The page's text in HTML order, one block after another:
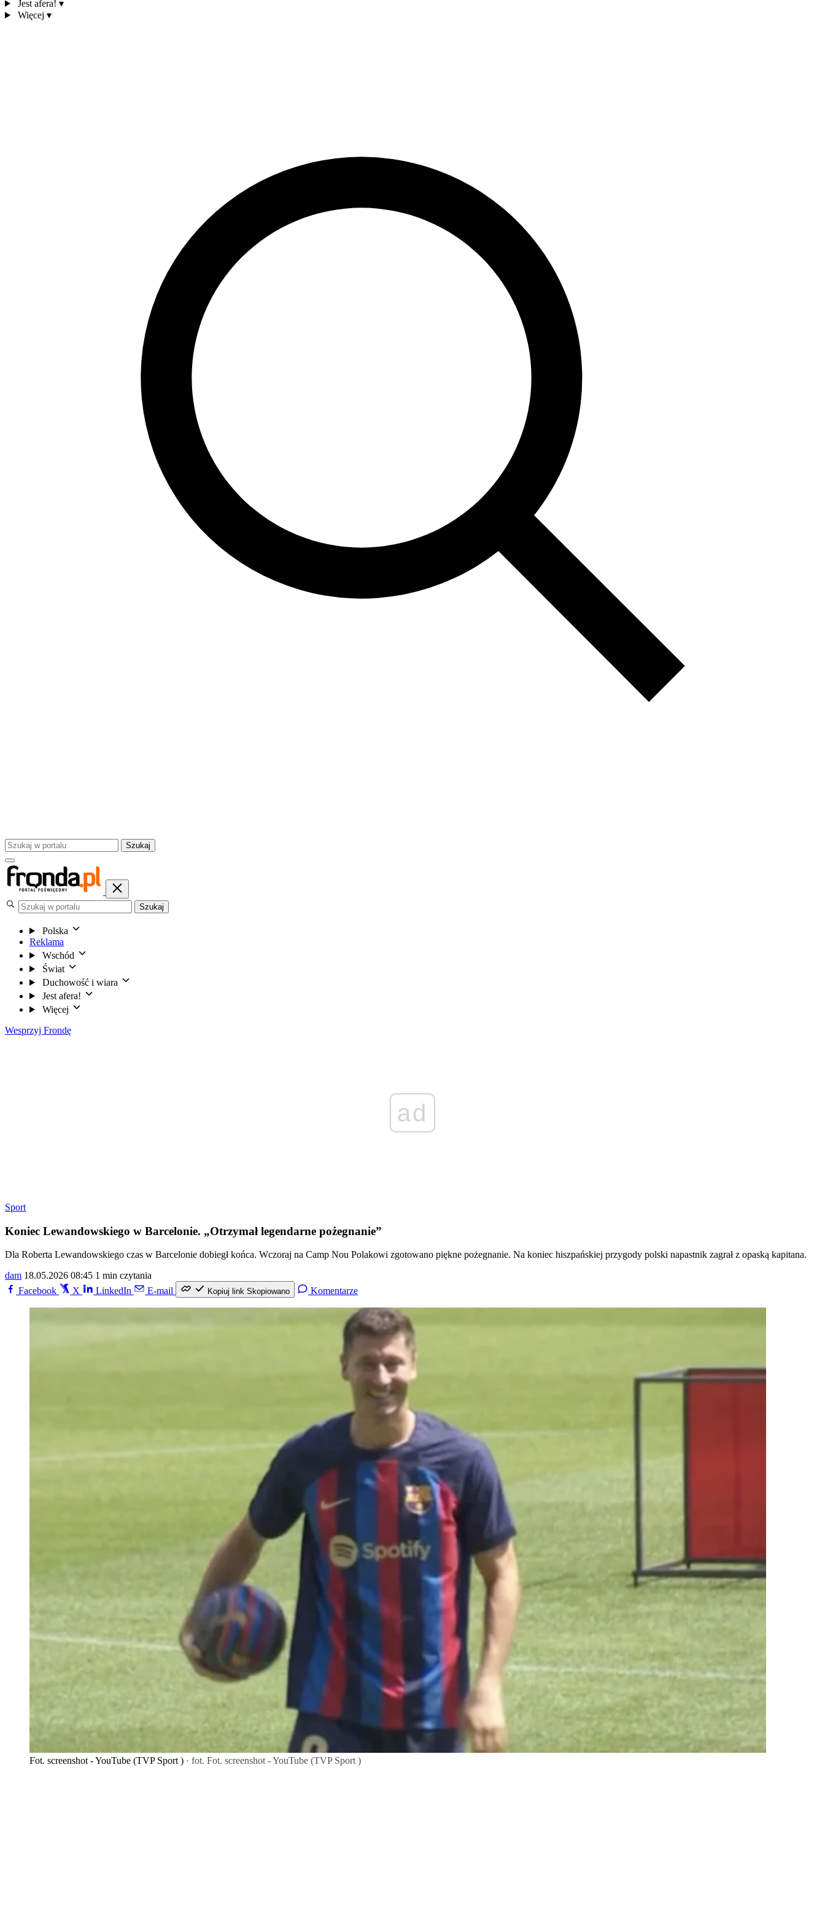
Jest afera! ▾
Więcej ▾
Szukaj
Szukaj
Polska
Reklama
Wschód
Świat
Duchowość i wiara
Jest afera!
Więcej
Wesprzyj Frondę
ad
Sport
Koniec Lewandowskiego w Barcelonie. „Otrzymał legendarne pożegnanie”
Dla Roberta Lewandowskiego czas w Barcelonie dobiegł końca. Wczoraj na Camp Nou Polakowi zgotowano piękne pożegnanie. Na koniec hiszpańskiej przygody polski napastnik zagrał z opaską kapitana.
dam 18.05.2026 08:45 1 min czytania
Facebook
X LinkedIn E-mail Kopiuj link Skopiowano Komentarze
Fot. screenshot - YouTube (TVP Sport ) · fot. Fot. screenshot - YouTube (TVP Sport )